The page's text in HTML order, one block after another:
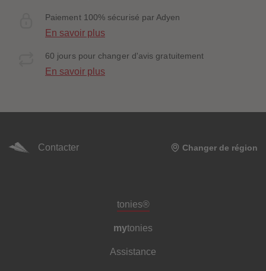
Paiement 100% sécurisé par Adyen
En savoir plus
60 jours pour changer d'avis gratuitement
En savoir plus
Contacter Changer de région
Pied de page de méta-navigation
tonies®
mytonies
Assistance